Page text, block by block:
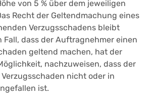
von 5 % über dem jeweiligen
Recht der Geltendmachung eines
Verzugsschadens bleibt
Fall, dass der Auftragnehmer einen
geltend machen, hat der
nachzuweisen, dass der
nicht oder in
ist.